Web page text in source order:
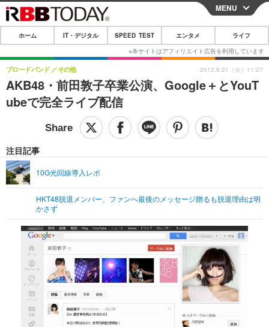
CLOSE
ホーム
IT・デジタル
IT・デジタルTOP スマートフォン
ショッピング その他
SPEED TEST
エンタメTOP 映画・ドラマ
グラビア
ショッピング その他
ライフTOP
リリース一覧
MENU
ホーム IT・デジタル SPEED TEST エンタメ ライフ
AKB48・前田敦子卒業公演、Google＋とYouT
ubeで完全ライブ配信
ブロードバンド その他
注目記事
10G光回線導入レポ
HKT48脱退メンバー、ファンへ最後のメッセージ贈るも脱退理由は明
かさず
2012.8.21（火）11:27